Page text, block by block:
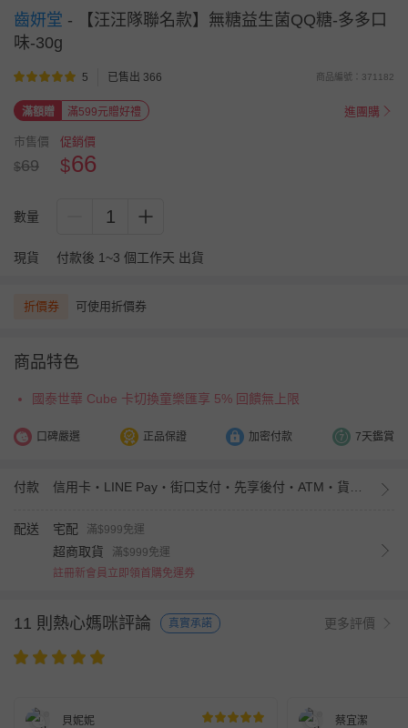
齒妍堂 - 【汪汪隊聯名款】無糖益生菌QQ糖-多多口
味-30g
5 已售出 366 商品編號：371182
滿額贈 滿599元贈好禮 進團購
市售價
$69
促銷價
$66
數量 1
現貨 付款後 1~3 個工作天 出貨
折價券 可使用折價券
商品特色
國泰世華 Cube 卡切換童樂匯享 5% 回饋無上限
口碑嚴選 正品保證 加密付款 7天鑑賞
付款
配送 宅配 滿$999免運
超商取貨
滿$999免運
註冊新會員立即領首購免運券
11 則熱心媽咪評論 真實承諾 更多評價
貝妮妮 蔡宜潔